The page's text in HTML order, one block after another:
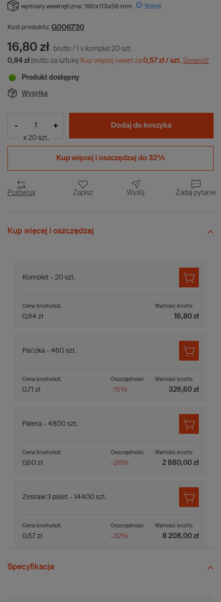
wymiary wewnętrzne: 190x113x56 mm Więcej
Kod produktu: G006730
16,80 zł brutto / 1 x komplet 20 szt.
0,84 zł brutto za sztukę Kup więcej nawet za 0,57 zł / szt. Sprawdź
Produkt dostępny
Wysyłka
- +
x 20 szt.
Dodaj do koszyka
Kup więcej i oszczędzaj do 32%
Porównaj Zapisz Wyślij Zadaj pytanie
Kup więcej i oszczędzaj
Komplet - 20 szt.
Cena brutto/szt.
0,84 zł
Wartość brutto
16,80 zł
Paczka - 460 szt.
Oszczędność
-15%
Cena brutto/szt.
0,71 zł
Wartość brutto
326,60 zł
Paleta - 4800 szt.
Oszczędność
-28%
Cena brutto/szt.
0,60 zł
Wartość brutto
2 880,00 zł
Zestaw 3 palet - 14400 szt.
Oszczędność
-32%
Cena brutto/szt.
0,57 zł
Wartość brutto
8 208,00 zł
Specyfikacja